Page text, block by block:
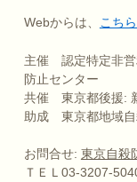
Webからは、 こち
主催 認定特定非
防止センター
共催 東京都後援:
助成 東京都地域自
お問合せ: 東京自殺
ＴＥＬ03-3207-